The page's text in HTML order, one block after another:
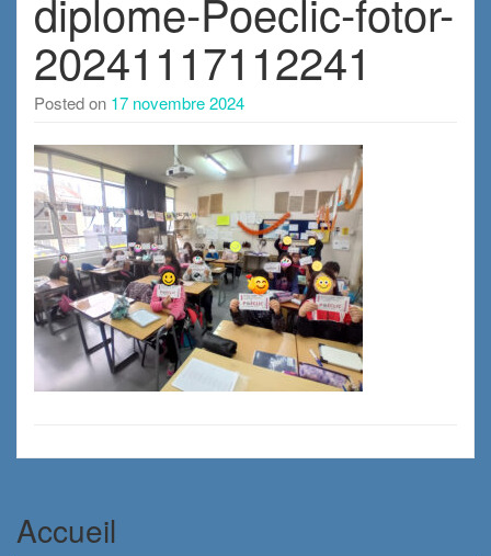
diplome-Poeclic-fotor-
20241117112241
Posted on 17 novembre 2024
Accueil